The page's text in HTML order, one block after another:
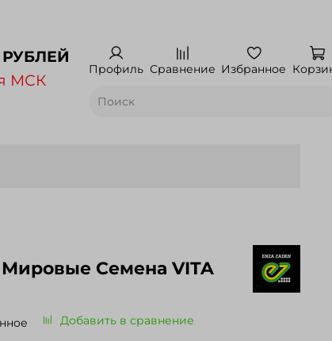
РУБЛЕЙ
МСК
Профиль Сравнение Избранное
Добавить в сравнение